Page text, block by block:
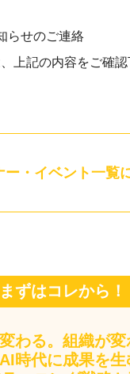
らせのご連絡
上記の内容をご確認
ー・イベント一覧
まずはコレから！
わる。組織が変
時代に成果を生